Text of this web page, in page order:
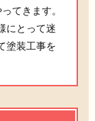
てきます。
にとって迷
塗装工事を